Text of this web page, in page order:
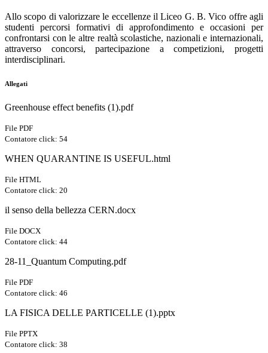
Allo scopo di valorizzare le eccellenze il Liceo G. B. Vico offre agli
studenti percorsi formativi di approfondimento e occasioni per
confrontarsi con le altre realtà scolastiche, nazionali e internazionali,
attraverso concorsi, partecipazione a competizioni, progetti
interdisciplinari.
Allegati
Greenhouse effect benefits (1).pdf
File PDF
Contatore click: 54
WHEN QUARANTINE IS USEFUL.html
File HTML
Contatore click: 20
il senso della bellezza CERN.docx
File DOCX
Contatore click: 44
28-11_Quantum Computing.pdf
File PDF
Contatore click: 46
LA FISICA DELLE PARTICELLE (1).pptx
File PPTX
Contatore click: 38